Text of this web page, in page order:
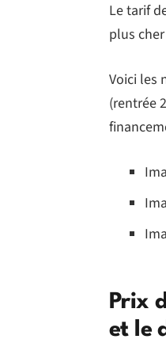
Le tarif
plus
Voici les
(rentrée
Prix
et le